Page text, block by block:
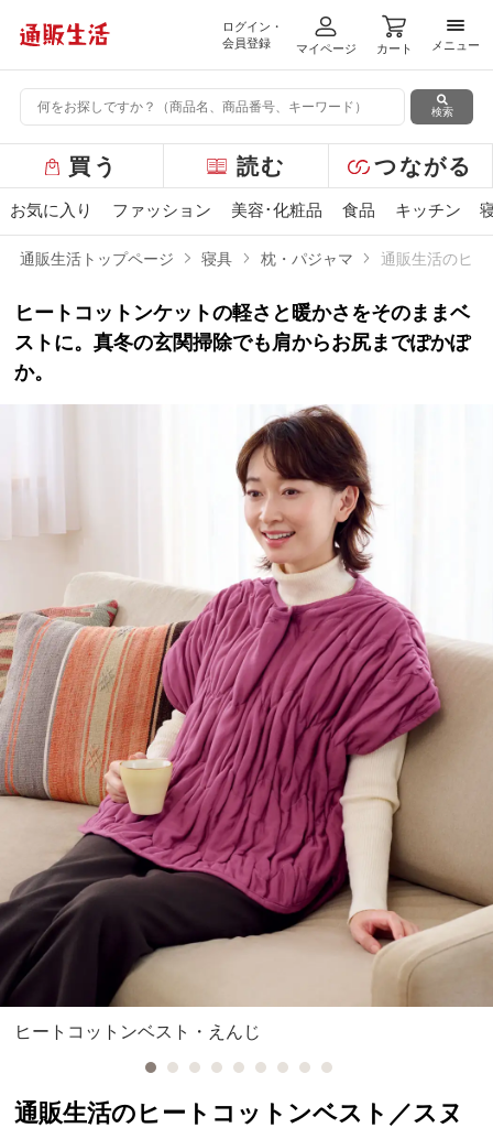
ログイン・
会員登録
マイページ カート
メニ
メニュー
検索
ー
バ
買う 読む つながる
お気に入り ファッション 美容･化粧品 食品 キッチン
通販生活トップページ 寝具 枕・パジャマ 通販生活のヒ
ヒートコットンケットの軽さと暖かさをそのままベ
ストに。真冬の玄関掃除でも肩からお尻までぽかぽ
か。
ヒートコットンベスト・えんじ
通販生活のヒートコットンベスト／スヌ